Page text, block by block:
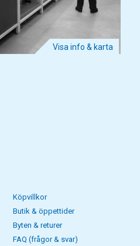
Visa info & karta
Köpvillkor
Butik & öppettider
Byten & returer
FAQ (frågor & svar)